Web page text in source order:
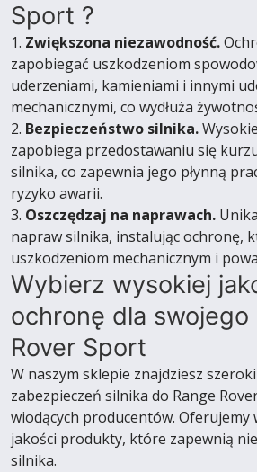
Sport ?
1. Zwiększona niezawodność.
zapobiegać uszkodzeniom
uderzeniami, kamieniami i innymi
mechanicznymi, co wydłuża
2. Bezpieczeństwo silnika.
zapobiega przedostawaniu się
silnika, co zapewnia jego płynną
ryzyko awarii.
3. Oszczędzaj na naprawach.
napraw silnika, instalując ochronę,
uszkodzeniom mechanicznym i
Wybierz wysokiej
ochronę dla swojego
Rover Sport
W naszym sklepie znajdziesz
zabezpieczeń silnika do Range
wiodących producentów. Oferujemy
jakości produkty, które zapewnią
silnika.